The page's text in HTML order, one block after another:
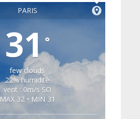
PARIS
31°
few clouds
22% humidité
vent : 0m/s SO
MAX 32 • MIN 31